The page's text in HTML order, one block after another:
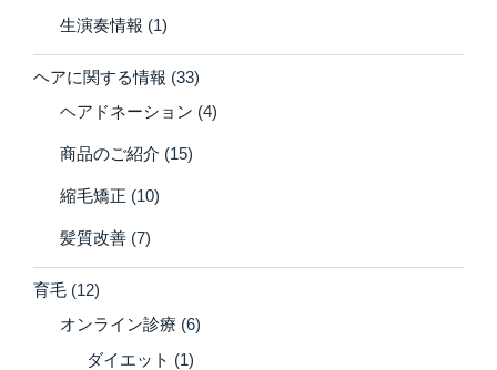
生演奏情報 (1)
ヘアに関する情報 (33)
ヘアドネーション (4)
商品のご紹介 (15)
縮毛矯正 (10)
髪質改善 (7)
育毛 (12)
オンライン診療 (6)
ダイエット (1)